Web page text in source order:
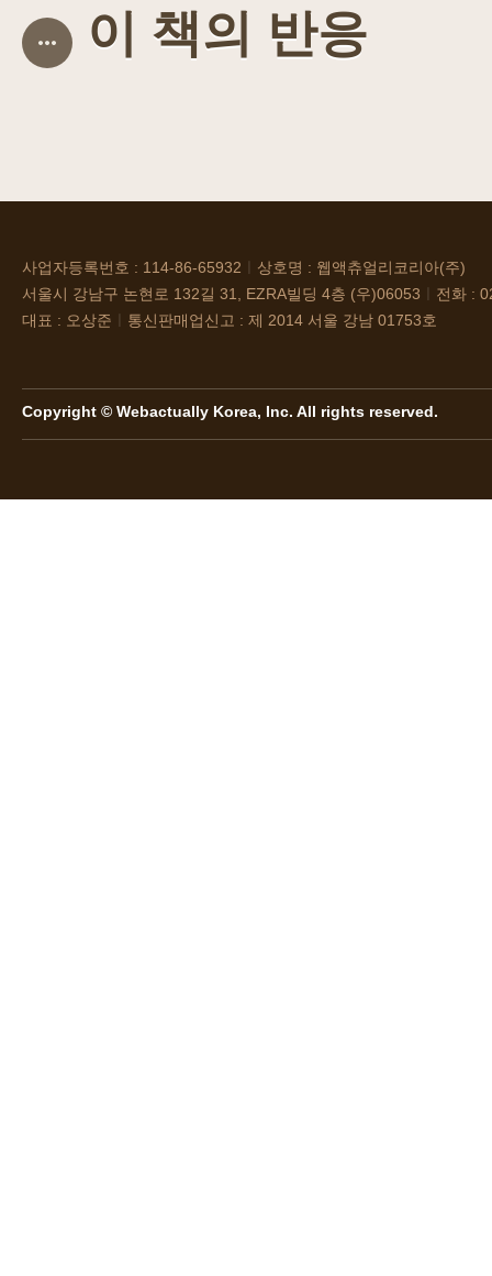
이 책의 반응
사업자등록번호 : 114-86-65932
상호명 : 웹액츄얼리코리아(주)
서울시 강남구 논현로 132길 31, EZRA빌딩 4층 (우)06053
전화 :
대표 : 오상준
통신판매업신고 : 제 2014 서울 강남 01753호
Copyright © Webactually Korea, Inc. All rights reserved.